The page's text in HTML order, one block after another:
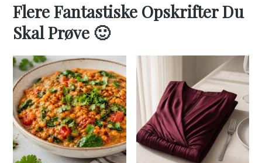
Flere Fantastiske Opskrifter Du
Skal Prøve 🙂